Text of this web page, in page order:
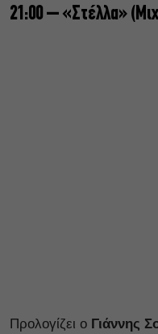
21:00 – «Στέλλα»
Προλογίζει ο Γιάννης